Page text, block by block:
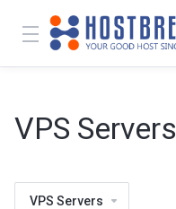
VPS Servers
VPS Servers